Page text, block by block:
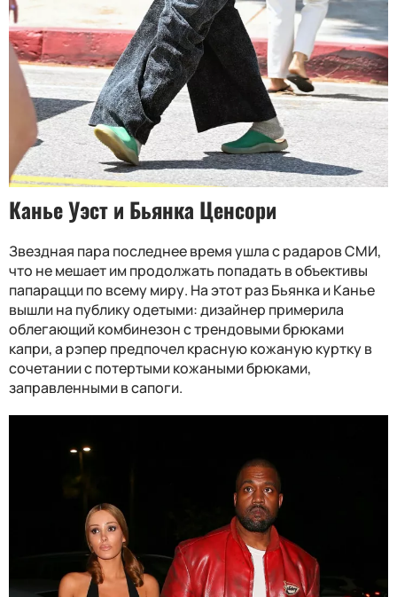
Канье Уэст и Бьянка Ценсори
Звездная пара последнее время ушла с радаров СМИ,
что не мешает им продолжать попадать в объективы
папарацци по всему миру. На этот раз Бьянка и Канье
вышли на публику одетыми: дизайнер примерила
облегающий комбинезон с трендовыми брюками
капри, а рэпер предпочел красную кожаную куртку в
сочетании с потертыми кожаными брюками,
заправленными в сапоги.